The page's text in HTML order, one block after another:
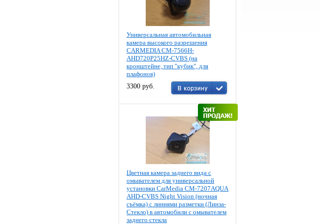
Универсальная автомобильная
камера высокого разрешения
CARMEDIA CM-7566H-
AHD720P25HZ-CVBS (на
кронштейне, тип "кубик", для
плафонов)
3300 руб.
Цветная камера заднего вида c
омывателем для универсальной
установки CarMedia CM-7207AQUA
AHD-CVBS Night Vision (ночная
съёмка) с линиями разметки (Линза-
Стекло) в автомобили с омывателем
заднего стекла